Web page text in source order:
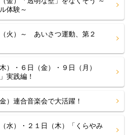
体験～
火）～ あいさつ運動、第２
・６日（金）・９日（月）
実践編！
）連合音楽会で大活躍！
水）・２１日（木）「くらやみ